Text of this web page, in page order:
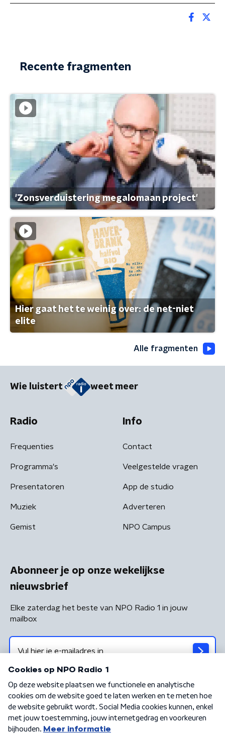
Recente fragmenten
'Zonsverduistering megalomaan project'
Hier gaat het te weinig over: de net-niet
elite
Alle fragmenten
Wie luistert weet meer
Radio
Frequenties
Programma's
Presentatoren
Muziek
Gemist
Info
Contact
Veelgestelde vragen
App de studio
Adverteren
NPO Campus
Abonneer je op onze wekelijkse
nieuwsbrief
Elke zaterdag het beste van NPO Radio 1 in jouw
mailbox
Algemene voorwaarden Privacybeleid